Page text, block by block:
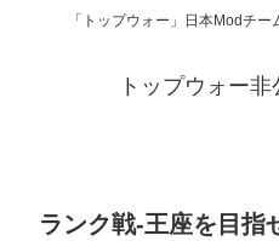
「トップウォー」日本Modチ
トップウォー
ランク戦-王座を目指